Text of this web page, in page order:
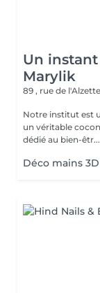
Un
Marylik
89 , rue de l'Alzette
Notre institut est
un véritable
dédié au bien-êtr...
Déco mains 3D